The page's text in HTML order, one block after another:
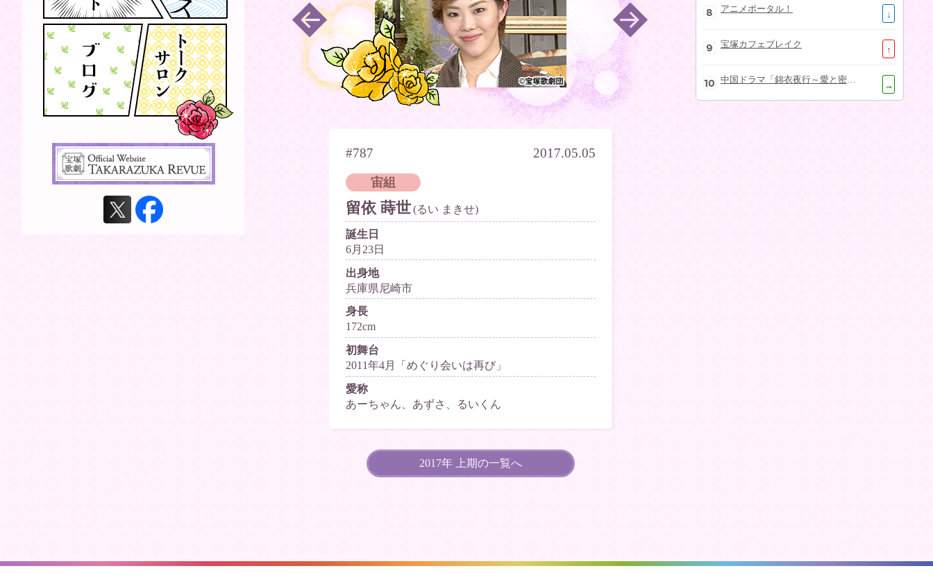
#787 2017.05.05
宙組
留依 蒔世 (るい まきせ)
誕生日
6月23日
出身地
兵庫県尼崎市
身長
172cm
初舞台
2011年4月「めぐり会いは再び」
愛称
あーちゃん、あずさ、るいくん
2017年 上期の一覧へ
アニメポータル！
↓
宝塚カフェブレイク
↑
→